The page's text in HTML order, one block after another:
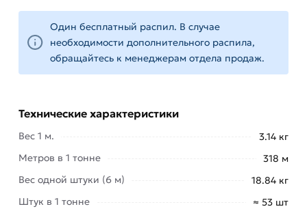
хозяйстве.
Как полуфабрикат продукт применяется при
изготовлении всевозможных метизов, деталей
машин. Также из него делают рессоры, крышки,
гайки, накладки.
Для приобретения данной позиции, кликните
мышкой «Добавить в корзину»
или нажмите на
кнопку «Быстрый заказ»
. Также можете купить
Один бесплатный распил. В случае
необходимости дополнительного распила,
обращайтесь к менеджерам отдела продаж.
Технические характеристики
Вес 1 м.
3.14 кг
Метров в 1 тонне
318 м
Вес одной штуки (6 м)
18.84 кг
Штук в 1 тонне
≈ 53 шт